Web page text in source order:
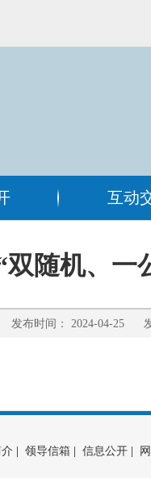
互动
随机、一
布时间： 2024-04-25
领导信箱 信息公开